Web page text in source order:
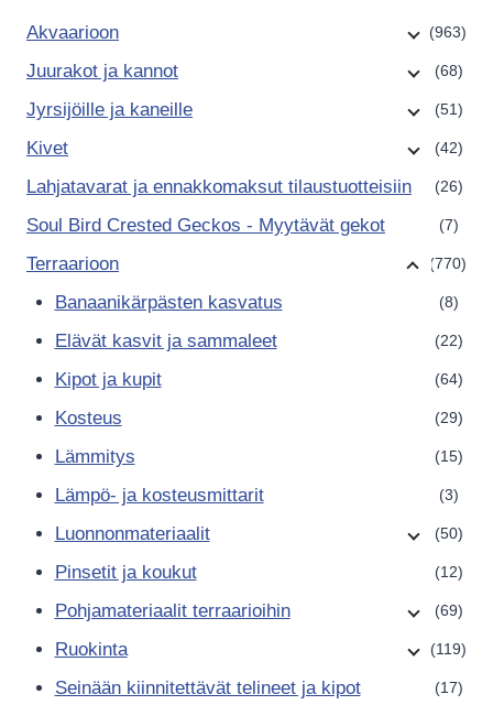
Akvaarioon (963)
Juurakot ja kannot (68)
Jyrsijöille ja kaneille (51)
Kivet (42)
Lahjatavarat ja ennakkomaksut tilaustuotteisiin (26)
Soul Bird Crested Geckos - Myytävät gekot (7)
Terraarioon (770)
Banaanikärpästen kasvatus (8)
Elävät kasvit ja sammaleet (22)
Kipot ja kupit (64)
Kosteus (29)
Lämmitys (15)
Lämpö- ja kosteusmittarit (3)
Luonnonmateriaalit (50)
Pinsetit ja koukut (12)
Pohjamateriaalit terraarioihin (69)
Ruokinta (119)
Seinään kiinnitettävät telineet ja kipot (17)